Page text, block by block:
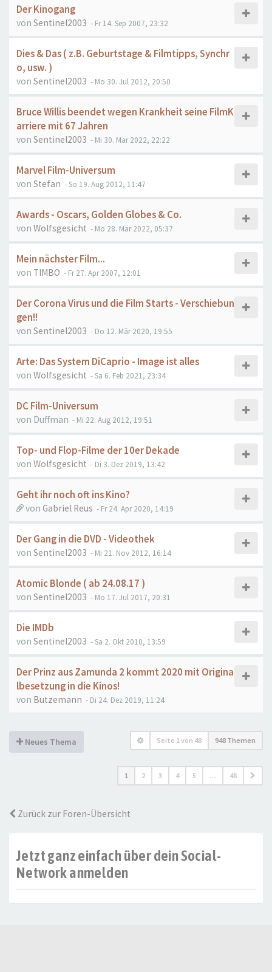
Der Kinogang
von Sentinel2003 - Fr 14. Sep 2007, 23:32
Dies & Das ( z.B. Geburtstage & Filmtipps, Synchr
o, usw. )
von Sentinel2003 - Mo 30. Jul 2012, 20:50
Bruce Willis beendet wegen Krankheit seine FilmK
arriere mit 67 Jahren
von Sentinel2003 - Mi 30. Mär 2022, 22:22
Marvel Film-Universum
von Stefan - So 19. Aug 2012, 11:47
Awards - Oscars, Golden Globes & Co.
von Wolfsgesicht - Mo 28. Mär 2022, 05:37
Mein nächster Film...
von TIMBO - Fr 27. Apr 2007, 12:01
Der Corona Virus und die Film Starts - Verschiebun
gen!!
von Sentinel2003 - Do 12. Mär 2020, 19:55
Arte: Das System DiCaprio - Image ist alles
von Wolfsgesicht - Sa 6. Feb 2021, 23:34
DC Film-Universum
von Duffman - Mi 22. Aug 2012, 19:51
Top- und Flop-Filme der 10er Dekade
von Wolfsgesicht - Di 3. Dez 2019, 13:42
Geht ihr noch oft ins Kino?
von Gabriel Reus - Fr 24. Apr 2020, 14:19
Der Gang in die DVD - Videothek
von Sentinel2003 - Mi 21. Nov 2012, 16:14
Atomic Blonde ( ab 24.08.17 )
von Sentinel2003 - Mo 17. Jul 2017, 20:31
Die IMDb
von Sentinel2003 - Sa 2. Okt 2010, 13:59
Der Prinz aus Zamunda 2 kommt 2020 mit Origina
lbesetzung in die Kinos!
von Butzemann - Di 24. Dez 2019, 11:24
Neues Thema Seite 1von 48 948 Themen
1 2 3 4 5 … 48
Zurück zur Foren-Übersicht
Jetzt ganz einfach über dein Social-
Network anmelden